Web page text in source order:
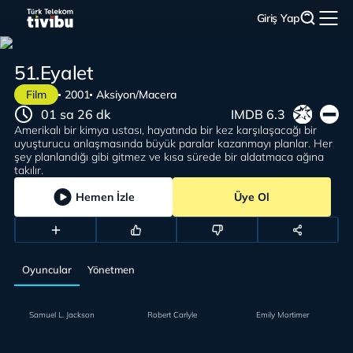
Giriş Yap
Film 2001 Aksiyon/Macera
51.Eyalet
Amerikalı bir kimya ustası, hayatında bir kez karşılaşacağı bir
uyuşturucu anlaşmasında büyük paralar kazanmayı planlar. Her
şey planlandığı gibi gitmez ve kısa sürede bir aldatmaca ağına
takılır.
01 sa 26 dk IMDB 6.3
Hemen İzle Üye Ol
Oyuncular Yönetmen
Samuel L. Jackson Robert Carlyle Emily Mortimer